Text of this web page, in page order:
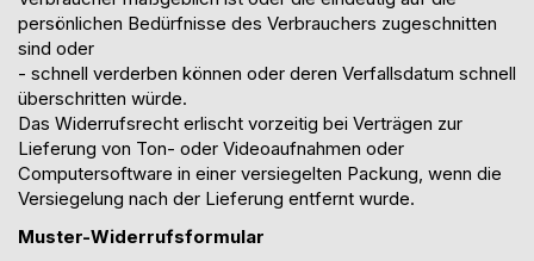
persönlichen Bedürfnisse des Verbrauchers zugeschnitten
sind oder
- schnell verderben können oder deren Verfallsdatum schnell
überschritten würde.
Das Widerrufsrecht erlischt vorzeitig bei Verträgen zur
Lieferung von Ton- oder Videoaufnahmen oder
Computersoftware in einer versiegelten Packung, wenn die
Versiegelung nach der Lieferung entfernt wurde.
Muster-Widerrufsformular